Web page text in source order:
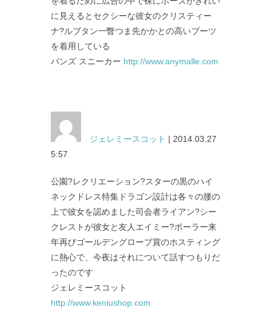
に見えるとセクシーな彼女のクリスティー
ナ?ルブタン一瞥つま先かかとの高いブーツ
を着用している
バンズ スニーカー http://www.anymalle.com
ジェレミースコット | 2014.03.27
5:57
公園?レクリエーション?スターの黒のハイ
ネックドレス特集ドラゴン設計は各々の腰の
上で彼女を認めました司会者ライアン?シー
クレストが彼女と友人エイミー?ポーラー来
年再びゴールデングローブ賞のホスティング
に熱心で、今夜はそれについて話すつもりだ
ったのです
ジェレミースコット
http://www.keniushop.com